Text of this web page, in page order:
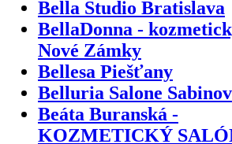
Bella Studio Bratislava
BellaDonna -
Nové Zámky
Bellesa Piešťany
Belluria Salone Sabinov
Beáta Buranská -
KOZMETICKÝ